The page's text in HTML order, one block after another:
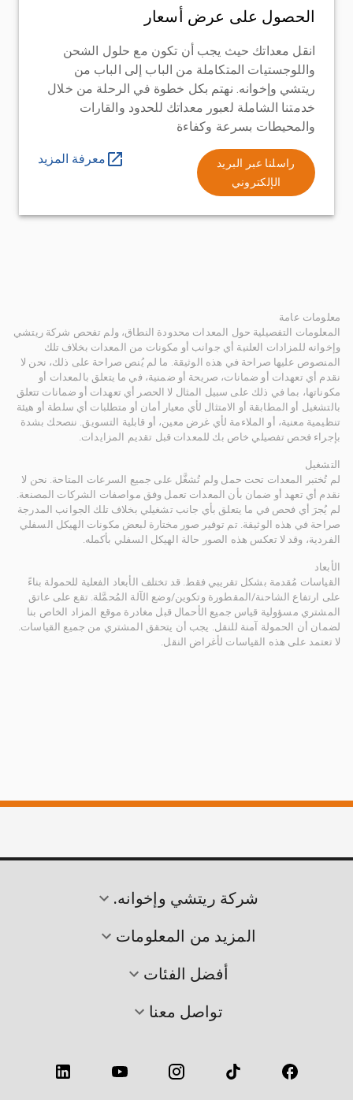
الحصول على عرض أسعار
انقل معداتك حيث يجب أن تكون مع حلول الشحن
واللوجستيات المتكاملة من الباب إلى الباب من
ريتشي وإخوانه. نهتم بكل خطوة في الرحلة من خلال
خدمتنا الشاملة لعبور معداتك للحدود والقارات
والمحيطات بسرعة وكفاءة
راسلنا عبر البريد
الإلكتروني
معرفة المزيد
معلومات عامة
المعلومات التفصيلية حول المعدات محدودة النطاق، ولم تفحص شركة ريتشي
وإخوانه للمزادات العلنية أي جوانب أو مكونات من المعدات بخلاف تلك
المنصوص عليها صراحة في هذه الوثيقة. ما لم يُنص صراحة على ذلك، نحن لا
نقدم أي تعهدات أو ضمانات، صريحة أو ضمنية، في ما يتعلق بالمعدات أو
مكوناتها، بما في ذلك على سبيل المثال لا الحصر أي تعهدات أو ضمانات تتعلق
بالتشغيل أو المطابقة أو الامتثال لأي معيار أمان أو متطلبات أي سلطة أو هيئة
تنظيمية معنية، أو الملاءمة لأي غرض معين، أو قابلية التسويق. ننصحك بشدة
بإجراء فحص تفصيلي خاص بك للمعدات قبل تقديم المزايدات.
التشغيل
لم تُختبر المعدات تحت حمل ولم تُشغَّل على جميع السرعات المتاحة. نحن لا
نقدم أي تعهد أو ضمان بأن المعدات تعمل وفق مواصفات الشركات المصنعة.
لم يُجرَ أي فحص في ما يتعلق بأي جانب تشغيلي بخلاف تلك الجوانب المدرجة
صراحة في هذه الوثيقة. تم توفير صور مختارة لبعض مكونات الهيكل السفلي
الفردية، وقد لا تعكس هذه الصور حالة الهيكل السفلي بأكمله.
الأبعاد
القياسات مُقدمة بشكل تقريبي فقط. قد تختلف الأبعاد الفعلية للحمولة بناءً
على ارتفاع الشاحنة/المقطورة وتكوين/وضع الآلة المُحمَّلة. تقع على عاتق
المشتري مسؤولية قياس جميع الأحمال قبل مغادرة موقع المزاد الخاص بنا
لضمان أن الحمولة آمنة للنقل. يجب أن يتحقق المشتري من جميع القياسات.
لا تعتمد على هذه القياسات لأغراض النقل.
شركة ريتشي وإخوانه.
المزيد من المعلومات
أفضل الفئات
تواصل معنا